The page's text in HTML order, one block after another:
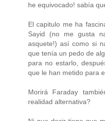
he equivocado! sabía
El capitulo me ha
Sayid (no me gusta
asquete!) así como si
que tenía un pedo de
para no estarlo,
que le han metido para
Morirá Faraday
realidad alternativa?